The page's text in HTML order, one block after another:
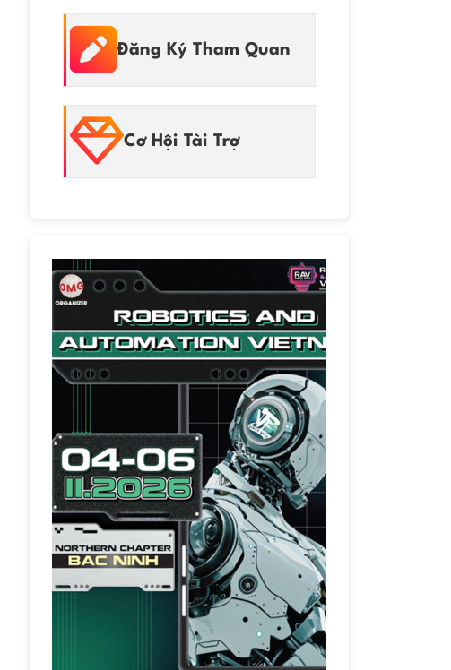
Đăng Ký Tham Quan
Cơ Hội Tài Trợ